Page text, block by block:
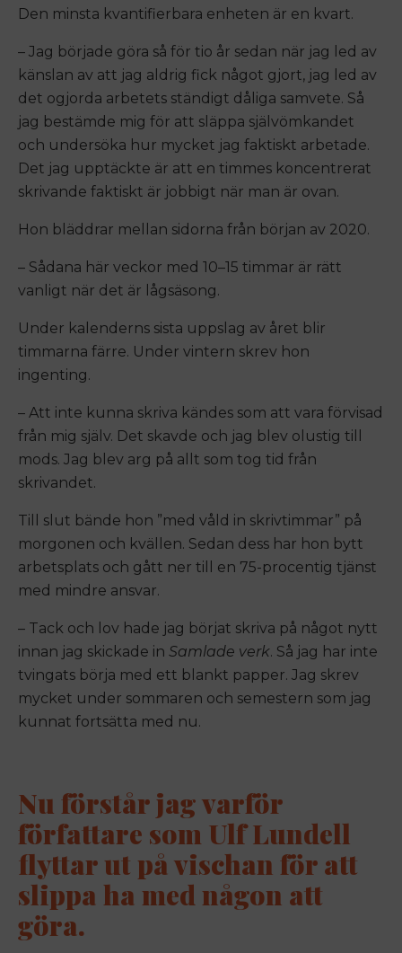
Den minsta kvantifierbara enheten är en kvart.
– Jag började göra så för tio år sedan när jag led av
känslan av att jag aldrig fick något gjort, jag led av
det ogjorda arbetets ständigt dåliga samvete. Så
jag bestämde mig för att släppa självömkandet
och undersöka hur mycket jag faktiskt arbetade.
Det jag upptäckte är att en timmes koncentrerat
skrivande faktiskt är jobbigt när man är ovan.
Hon bläddrar mellan sidorna från början av 2020.
– Sådana här veckor med 10–15 timmar är rätt
vanligt när det är lågsäsong.
Under kalenderns sista uppslag av året blir
timmarna färre. Under vintern skrev hon
ingenting.
– Att inte kunna skriva kändes som att vara förvisad
från mig själv. Det skavde och jag blev olustig till
mods. Jag blev arg på allt som tog tid från
skrivandet.
Till slut bände hon ”med våld in skrivtimmar” på
morgonen och kvällen. Sedan dess har hon bytt
arbetsplats och gått ner till en 75-procentig tjänst
med mindre ansvar.
– Tack och lov hade jag börjat skriva på något nytt
innan jag skickade in Samlade verk. Så jag har inte
tvingats börja med ett blankt papper. Jag skrev
mycket under sommaren och semestern som jag
kunnat fortsätta med nu.
Nu förstår jag varför
författare som Ulf Lundell
flyttar ut på vischan för att
slippa ha med någon att
göra.